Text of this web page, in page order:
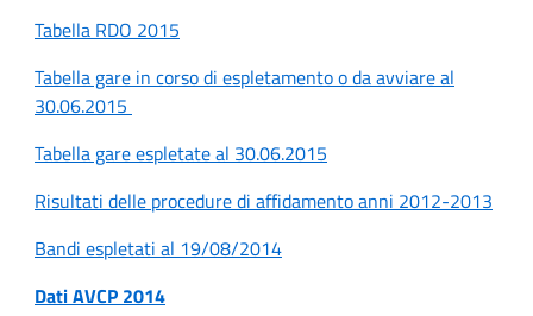
Tabella RDO 2015
Tabella gare in corso di espletamento o da avviare al
30.06.2015
Tabella gare espletate al 30.06.2015
Risultati delle procedure di affidamento anni 2012-2013
Bandi espletati al 19/08/2014
Dati AVCP 2014